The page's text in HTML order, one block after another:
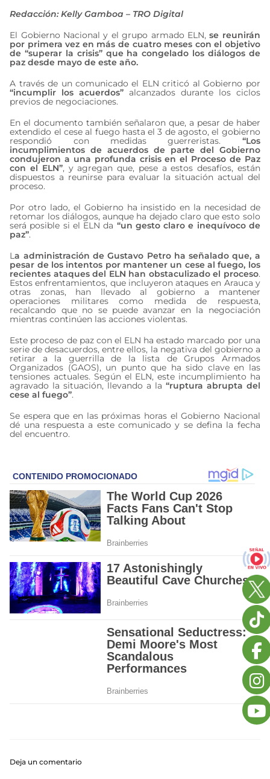
Redacción: Kelly Gamboa – TRO Digital
El Gobierno Nacional y el grupo armado ELN,se reunirán
por primera vez en más de cuatro meses con el objetivo
de “superar la crisis” que ha congelado los diálogos de
paz desde mayo de este año.
A través de un comunicado el ELN criticó al Gobierno por
“incumplir los acuerdos” alcanzados durante los ciclos
previos de negociaciones.
En el documento también señalaron que, a pesar de haber
extendido el cese al fuego hasta el 3 de agosto, el gobierno
respondió con medidas guerreristas. “Los
incumplimientos de acuerdos de parte del Gobierno
condujeron a una profunda crisis en el Proceso de Paz
con el ELN”, y agregan que, pese a estos desafíos, están
dispuestos a reunirse para evaluar la situación actual del
proceso.
Por otro lado, el Gobierno ha insistido en la necesidad de
retomar los diálogos, aunque ha dejado claro que esto solo
será posible si el ELN da “un gesto claro e inequívoco de
paz”.
La administración de Gustavo Petro ha señalado que, a
pesar de los intentos por mantener un cese al fuego, los
recientes ataques del ELN han obstaculizado el proceso.
Estos enfrentamientos, que incluyeron ataques en Arauca y
otras zonas, han llevado al gobierno a mantener
operaciones militares como medida de respuesta,
recalcando que no se puede avanzar en la negociación
mientras continúen las acciones violentas.
Este proceso de paz con el ELN ha estado marcado por una
serie de desacuerdos, entre ellos, la negativa del gobierno a
retirar a la guerrilla de la lista de Grupos Armados
Organizados (GAOS), un punto que ha sido clave en las
tensiones actuales. Según el ELN, este incumplimiento ha
agravado la situación, llevando a la “ruptura abrupta del
cese al fuego”.
Se espera que en las próximas horas el Gobierno Nacional
dé una respuesta a este comunicado y se defina la fecha
del encuentro.
Deja un comentario